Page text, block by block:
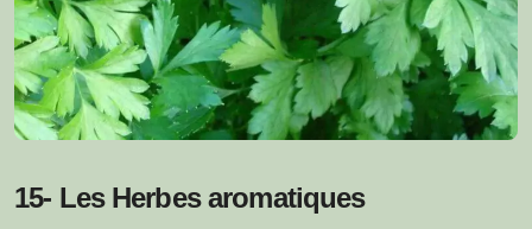
15- Les Herbes aromatiques